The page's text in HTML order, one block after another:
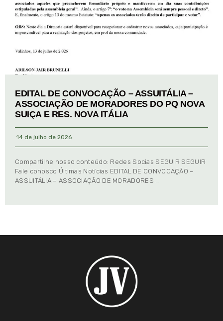
EDITAL DE CONVOCAÇÃO – ASSUITÁLIA –
ASSOCIAÇÃO DE MORADORES DO PQ NOVA
SUIÇA E RES. NOVA ITÁLIA
14 de julho de 2026
Compartilhe nosso conteúdo: Redes Socias SEGUIR SEGUIR
Fale conosco Últimas Notícias EDITAL DE CONVOCAÇÃO –
ASSUITÁLIA – ASSOCIAÇÃO DE MORADORES …